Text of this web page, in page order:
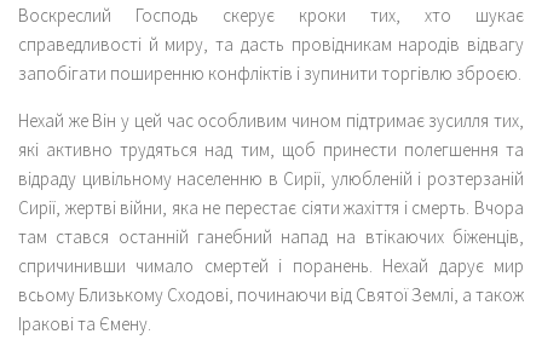
Воскреслий Господь скерує кроки тих, хто шукає
справедливості й миру, та дасть провідникам народів відвагу
запобігати поширенню конфліктів і зупинити торгівлю зброєю.
Нехай же Він у цей час особливим чином підтримає зусилля тих,
які активно трудяться над тим, щоб принести полегшення та
відраду цивільному населенню в Сирії, улюбленій і розтерзаній
Сирії, жертві війни, яка не перестає сіяти жахіття і смерть. Вчора
там стався останній ганебний напад на втікаючих біженців,
спричинивши чимало смертей і поранень. Нехай дарує мир
всьому Близькому Сходові, починаючи від Святої Землі, а також
Іракові та Ємену.